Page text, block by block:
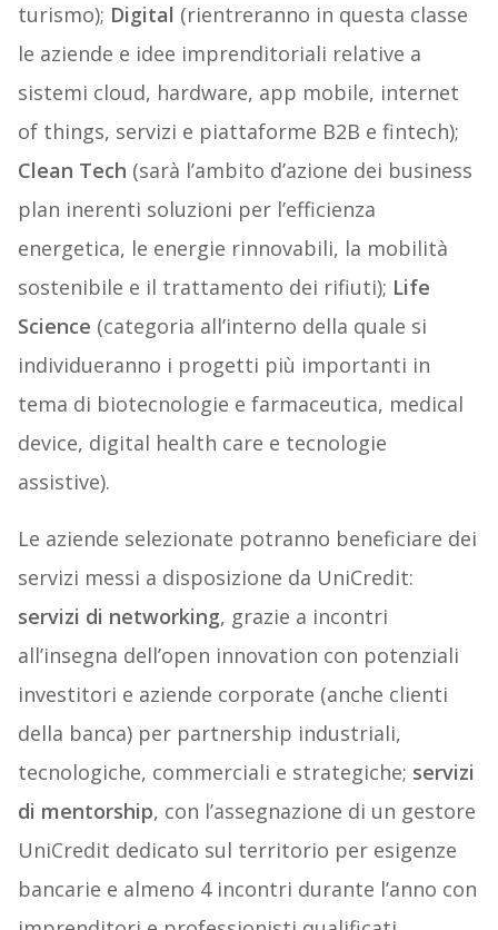
turismo); Digital (rientreranno in questa classe
le aziende e idee imprenditoriali relative a
sistemi cloud, hardware, app mobile, internet
of things, servizi e piattaforme B2B e fintech);
Clean Tech (sarà l’ambito d’azione dei business
plan inerenti soluzioni per l’efficienza
energetica, le energie rinnovabili, la mobilità
sostenibile e il trattamento dei rifiuti); Life
Science (categoria all’interno della quale si
individueranno i progetti più importanti in
tema di biotecnologie e farmaceutica, medical
device, digital health care e tecnologie
assistive).
Le aziende selezionate potranno beneficiare dei
servizi messi a disposizione da UniCredit:
servizi di networking, grazie a incontri
all’insegna dell’open innovation con potenziali
investitori e aziende corporate (anche clienti
della banca) per partnership industriali,
tecnologiche, commerciali e strategiche; servizi
di mentorship, con l’assegnazione di un gestore
UniCredit dedicato sul territorio per esigenze
bancarie e almeno 4 incontri durante l’anno con